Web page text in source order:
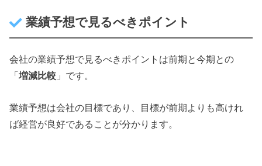
業績予想で見るべきポイント
会社の業績予想で見るべきポイントは前期と今期との
「増減比較 」です。
業績予想は会社の目標であり、目標が前期よりも高けれ
ば経営が良好であることが分かります。